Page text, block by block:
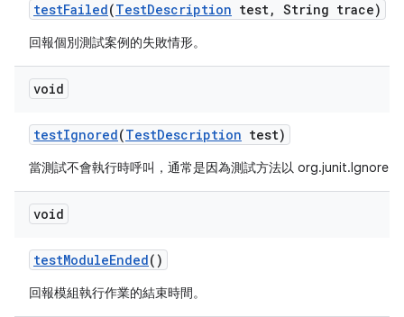
testFailed(TestDescription test, String trace)
回報個別測試案例的失敗情形。
void
testIgnored(TestDescription test)
當測試不會執行時呼叫，通常是因為測試方法以 org.junit.Ignore
void
testModuleEnded()
回報模組執行作業的結束時間。